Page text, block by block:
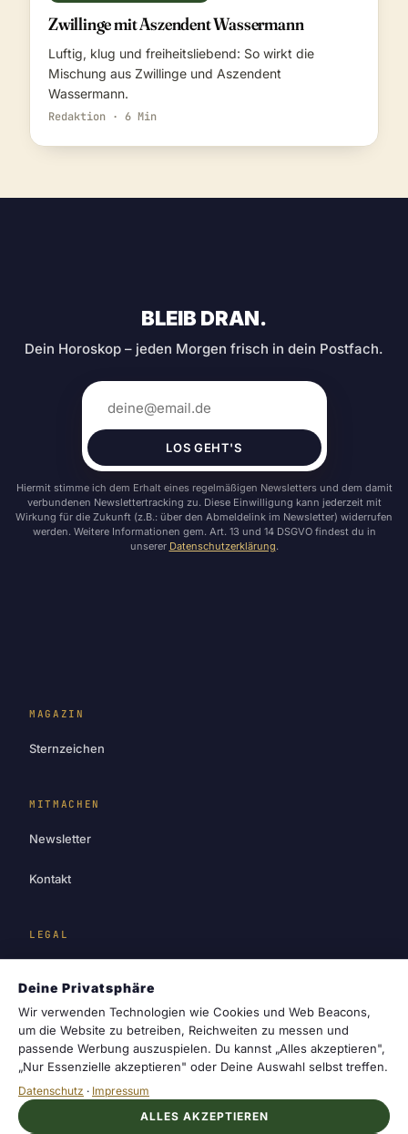
Zwillinge mit Aszendent Wassermann
Luftig, klug und freiheitsliebend: So wirkt die
Mischung aus Zwillinge und Aszendent
Wassermann.
Redaktion · 6 Min
BLEIB DRAN.
Dein Horoskop – jeden Morgen frisch in dein Postfach.
LOS GEHT'S
Hiermit stimme ich dem Erhalt eines regelmäßigen Newsletters und dem damit
verbundenen Newslettertracking zu. Diese Einwilligung kann jederzeit mit
Wirkung für die Zukunft (z.B.: über den Abmeldelink im Newsletter) widerrufen
werden. Weitere Informationen gem. Art. 13 und 14 DSGVO findest du in
unserer Datenschutzerklärung.
MAGAZIN
Sternzeichen
MITMACHEN
Newsletter
Kontakt
LEGAL
Datenschutz
Cookie-Einstellungen
Deine Privatsphäre
Wir verwenden Technologien wie Cookies und Web Beacons,
um die Website zu betreiben, Reichweiten zu messen und
passende Werbung auszuspielen. Du kannst „Alles akzeptieren",
„Nur Essenzielle akzeptieren" oder Deine Auswahl selbst treffen.
Datenschutz · Impressum
ALLES AKZEPTIEREN